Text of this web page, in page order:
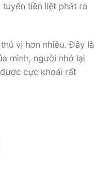
tiền liệt phát ra
vị hơn nhiều. Đây là
mình, người nhớ lại
cực khoái rất